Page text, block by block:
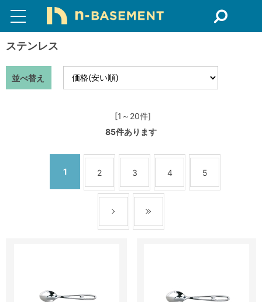
ステンレス
並べ替え
[1～20件]
85件あります
1 2 3 4 5